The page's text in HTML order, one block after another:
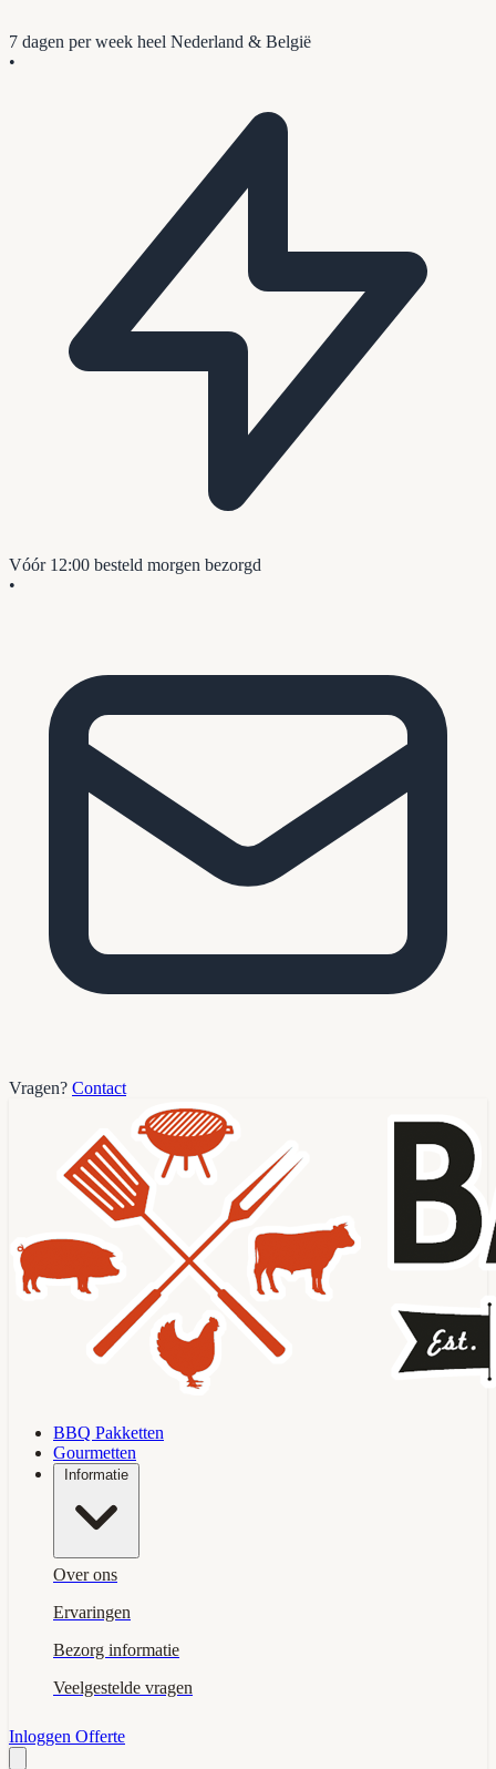
7 dagen per week heel Nederland & België
•
Vóór 12:00 besteld morgen bezorgd
•
Vragen? Contact
BBQ Pakketten
Gourmetten
Informatie
Over ons
Ervaringen
Bezorg informatie
Veelgestelde vragen
Inloggen Offerte